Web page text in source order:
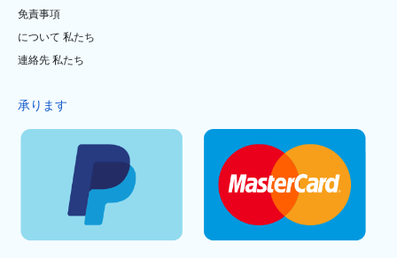
免責事項
について 私たち
連絡先 私たち
承ります